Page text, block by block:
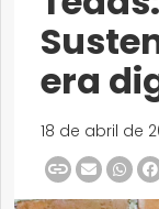
era
18 de abril de